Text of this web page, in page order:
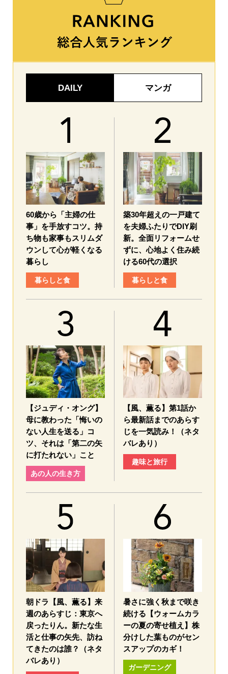
DAILY マンガ
60歳から「主婦の仕
事」を手放すコツ。持
ち物も家事もスリムダ
ウンして心が軽くなる
暮らし
暮らしと食
築30年超えの一戸建て
を夫婦ふたりでDIY刷
新。全面リフォームせ
ずに、心地よく住み続
ける60代の選択
暮らしと食
【ジュディ・オング】
母に教わった「悔いの
ない人生を送る」コ
ツ、それは「第二の矢
に打たれない」こと
あの人の生き方
【風、薫る】第1話か
ら最新話までのあらす
じを一気読み！（ネタ
バレあり）
趣味と旅行
朝ドラ【風、薫る】来
週のあらすじ：東京へ
戻ったりん。新たな生
活と仕事の矢先、訪ね
てきたのは誰？（ネタ
バレあり）
暑さに強く秋まで咲き
続ける【ウォームカラ
ーの夏の寄せ植え】株
分けした葉ものがセン
スアップのカギ！
ガーデニング